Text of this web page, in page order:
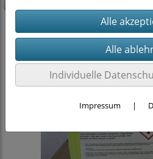
Individuelle
Impressum |